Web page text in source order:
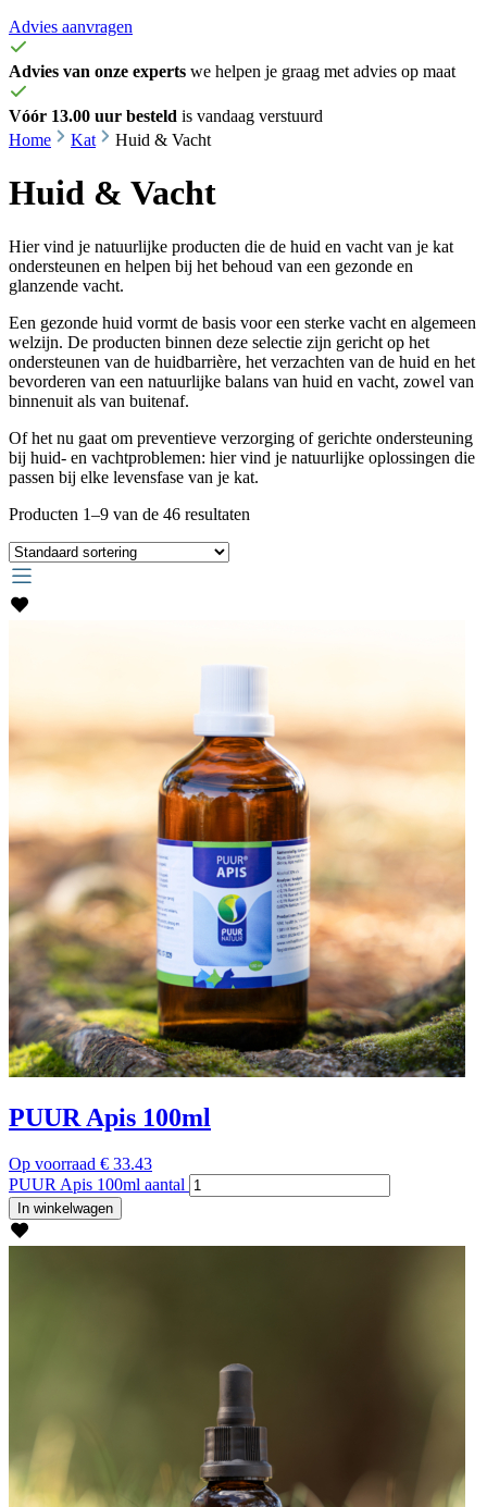
Advies aanvragen
Advies van onze experts we helpen je graag met advies op maat
Vóór 13.00 uur besteld is vandaag verstuurd
Home
Kat Huid & Vacht
Huid & Vacht
Hier vind je natuurlijke producten die de huid en vacht van je kat
ondersteunen en helpen bij het behoud van een gezonde en
glanzende vacht.
Een gezonde huid vormt de basis voor een sterke vacht en algemeen
welzijn. De producten binnen deze selectie zijn gericht op het
ondersteunen van de huidbarrière, het verzachten van de huid en het
bevorderen van een natuurlijke balans van huid en vacht, zowel van
binnenuit als van buitenaf.
Of het nu gaat om preventieve verzorging of gerichte ondersteuning
bij huid- en vachtproblemen: hier vind je natuurlijke oplossingen die
passen bij elke levensfase van je kat.
Producten 1–9 van de 46 resultaten
PUUR Apis 100ml
Op voorraad € 33.43
PUUR Apis 100ml aantal
In winkelwagen